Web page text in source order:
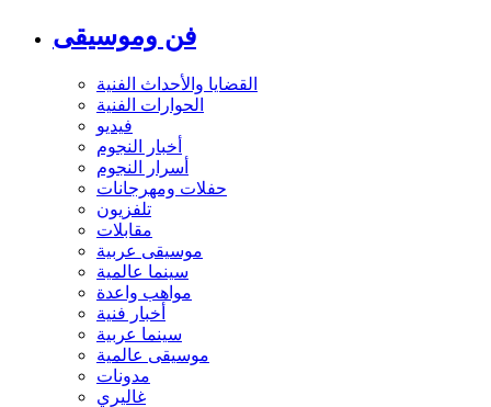
فن وموسيقى
القضايا والأحداث الفنية
الحوارات الفنية
فيديو
أخبار النجوم
أسرار النجوم
حفلات ومهرجانات
تلفزيون
مقابلات
موسيقى عربية
سينما عالمية
مواهب واعدة
أخبار فنية
سينما عربية
موسيقى عالمية
مدونات
غاليري